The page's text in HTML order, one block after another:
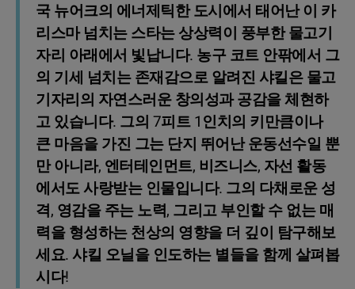
국 뉴어크의 에너제틱한 도시에서 태어난 이 카
리스마 넘치는 스타는 상상력이 풍부한 물고기
자리 아래에서 빛납니다. 농구 코트 안팎에서 그
의 기세 넘치는 존재감으로 알려진 샤킬은 물고
기자리의 자연스러운 창의성과 공감을 체현하
고 있습니다. 그의 7피트 1인치의 키만큼이나
큰 마음을 가진 그는 단지 뛰어난 운동선수일 뿐
만 아니라, 엔터테인먼트, 비즈니스, 자선 활동
에서도 사랑받는 인물입니다. 그의 다채로운 성
격, 영감을 주는 노력, 그리고 부인할 수 없는 매
력을 형성하는 천상의 영향을 더 깊이 탐구해보
세요. 샤킬 오닐을 인도하는 별들을 함께 살펴봅
시다!